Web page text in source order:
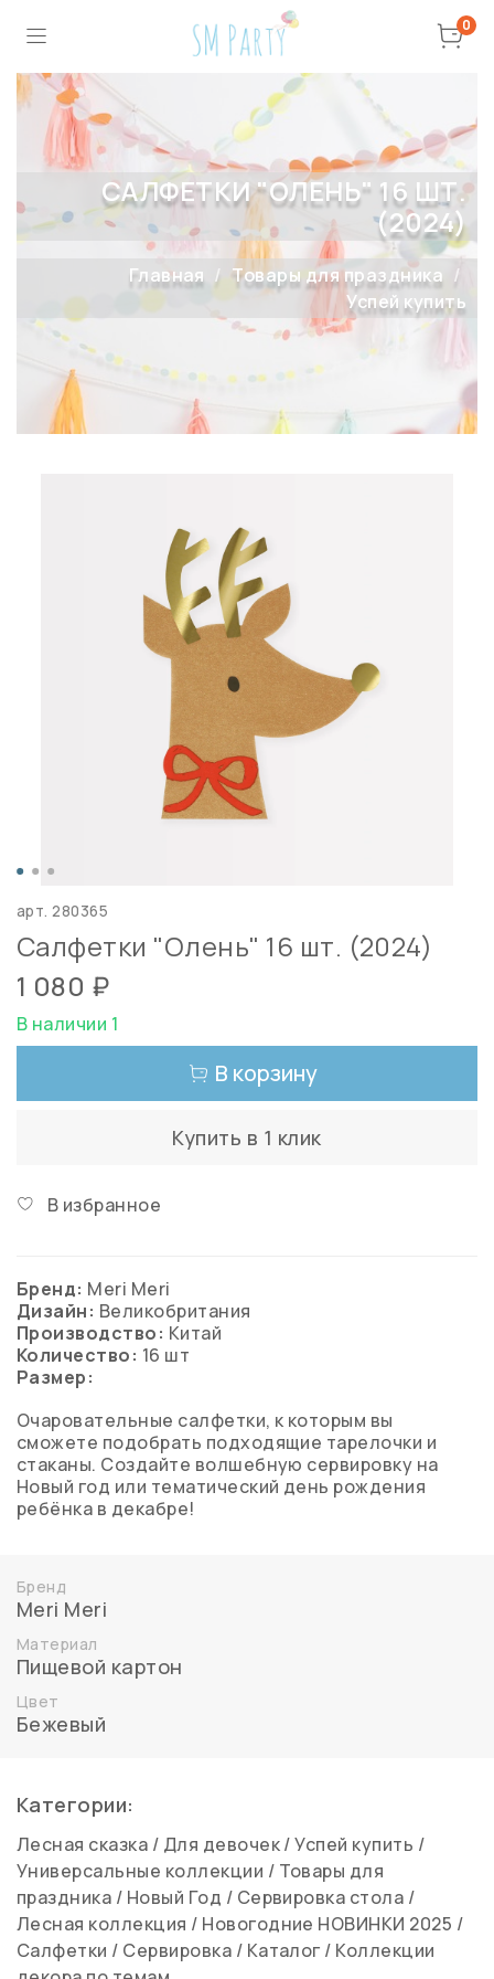
0
САЛФЕТКИ "ОЛЕНЬ" 16 ШТ.
(2024)
Главная
Товары для праздника
Успей купить
арт.280365
Салфетки "Олень" 16 шт. (2024)
1 080 ₽
В наличии 1
В корзину
Купить в 1 клик
В избранное
Бренд: Meri Meri
Дизайн: Великобритания
Производство: Китай
Количество: 16 шт
Размер:
Очаровательные салфетки, к которым вы
сможете подобрать подходящие тарелочки и
стаканы. Создайте волшебную сервировку на
Новый год или тематический день рождения
ребёнка в декабре!
Бренд
Meri Meri
Материал
Пищевой картон
Цвет
Бежевый
Категории:
Лесная сказка / Для девочек/Успей купить /
Универсальные коллекции / Товары для
праздника / Новый Год / Сервировка стола /
Лесная коллекция / Новогодние НОВИНКИ 2025 /
Салфетки / Сервировка / Каталог / Коллекции